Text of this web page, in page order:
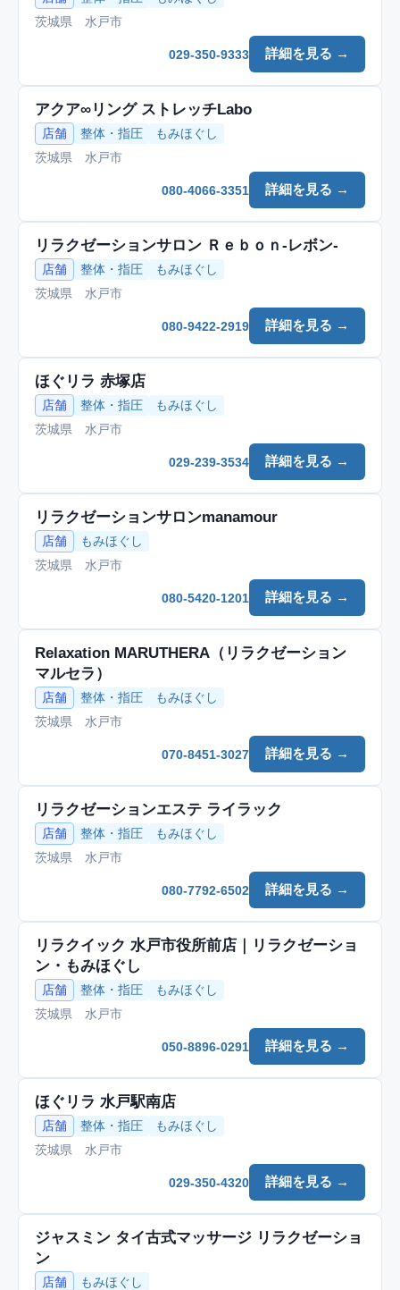
茨城県 水戸市
詳細を見る →
029-350-9333
アクア∞リング ストレッチLabo
店舗 整体・指圧
もみほぐし
茨城県 水戸市
詳細を見る →
080-4066-3351
リラクゼーションサロン Ｒｅｂｏｎ-レボン-
店舗 整体・指圧
もみほぐし
茨城県 水戸市
詳細を見る →
080-9422-2919
ほぐリラ 赤塚店
店舗 整体・指圧
もみほぐし
茨城県 水戸市
詳細を見る →
029-239-3534
リラクゼーションサロンmanamour
店舗
もみほぐし
茨城県 水戸市
詳細を見る →
080-5420-1201
Relaxation MARUTHERA（リラクゼーション
マルセラ）
店舗 整体・指圧
もみほぐし
茨城県 水戸市
詳細を見る →
070-8451-3027
リラクゼーションエステ ライラック
店舗 整体・指圧
もみほぐし
茨城県 水戸市
詳細を見る →
080-7792-6502
リラクイック 水戸市役所前店｜リラクゼーショ
ン・もみほぐし
店舗 整体・指圧
もみほぐし
茨城県 水戸市
詳細を見る →
050-8896-0291
ほぐリラ 水戸駅南店
店舗 整体・指圧
もみほぐし
茨城県 水戸市
詳細を見る →
029-350-4320
ジャスミン タイ古式マッサージ リラクゼーショ
ン
店舗
もみほぐし